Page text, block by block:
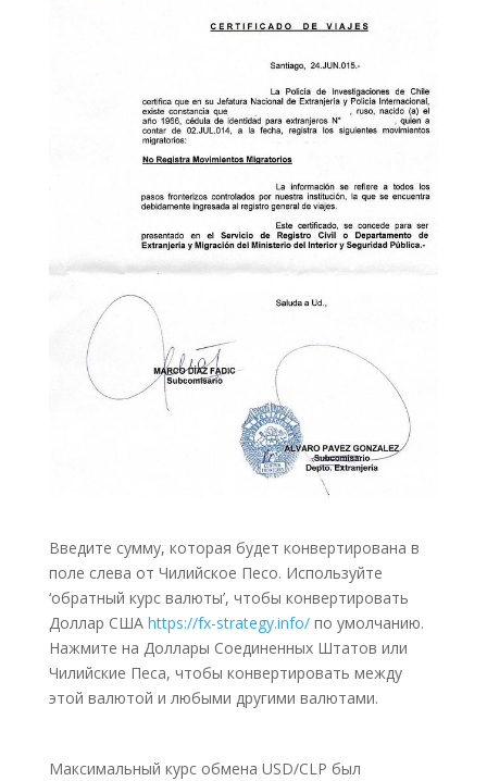
Введите сумму, которая будет конвертирована в
поле слева от Чилийское Песо. Используйте
‘обратный курс валюты’, чтобы конвертировать
Доллар США https://fx-strategy.info/по умолчанию.
Нажмите на Доллары Соединенных Штатов или
Чилийские Песа, чтобы конвертировать между
этой валютой и любыми другими валютами.
Максимальный курс обмена USD/CLP был